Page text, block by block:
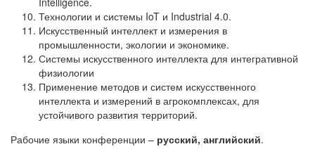
Технологии и системы IoT и Industrial 4.0.
Искусственный интеллект и измерения в
промышленности, экологии и экономике.
Системы искусственного интеллекта для интегративной
физиологии
Применение методов и систем искусственного
интеллекта и измерений в агрокомплексах, для
устойчивого развития территорий.
Рабочие языки конференции – русский, английский.